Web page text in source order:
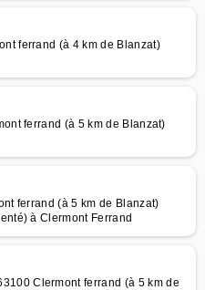
ferrand (à 4 km de Blanzat)
ferrand (à 5 km de Blanzat)
ferrand (à 5 km de Blanzat)
à Clermont Ferrand
Clermont ferrand (à 5 km de